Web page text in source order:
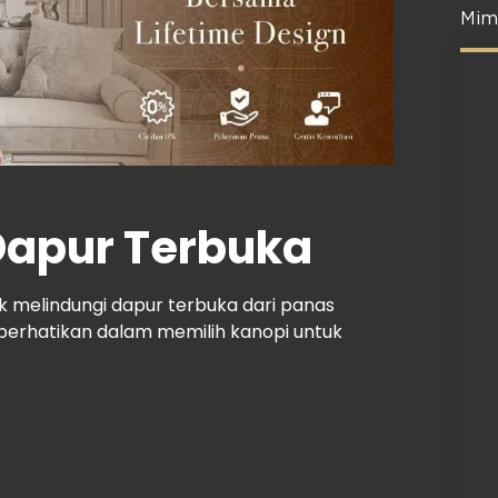
Terbuka
melindungi dapur terbuka dari panas
dalam memilih kanopi untuk